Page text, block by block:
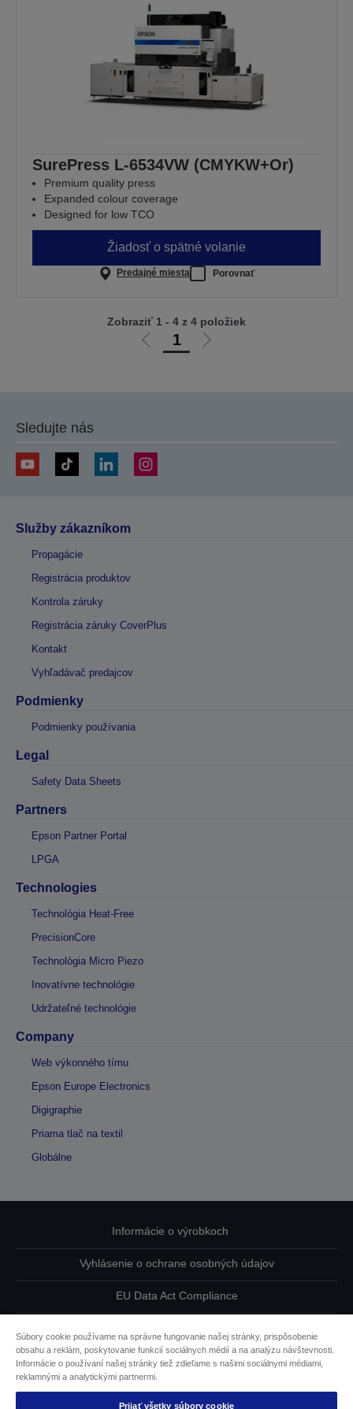
SurePress L-6534VW (CMYKW+Or)
Premium quality press
Expanded colour coverage
Designed for low TCO
Žiadosť o spätné volanie
Predajné miesta Porovnať
Ísť
1
Ísť
Zobraziť 1 - 4 z 4 položiek
Sledujte nás
Služby zákazníkom
Propagácie
Registrácia produktov
Kontrola záruky
Registrácia záruky CoverPlus
Kontakt
Vyhľadávač predajcov
Podmienky
Podmienky používania
Legal
Safety Data Sheets
Partners
Epson Partner Portal
LPGA
Technologies
Technológia Heat-Free
PrecisionCore
Technológia Micro Piezo
Inovatívne technológie
Udržateľné technológie
Company
Web výkonného tímu
Epson Europe Electronics
Digigraphie
Priama tlač na textil
Globálne
Informácie o výrobkoch
Vyhlásenie o ochrane osobných údajov
EU Data Act Compliance
Informácie o súboroch cookie
Záväzok spoločnosti Epson k dostupnosti
Súbory cookie používame na správne fungovanie našej stránky, prispôsobenie
obsahu a reklám, poskytovanie funkcií sociálnych médií a na analýzu návštevnosti.
Informácie o používaní našej stránky tiež zdieľame s našimi sociálnymi médiami,
reklamnými a analytickými partnermi.
Prijať všetky súbory cookie